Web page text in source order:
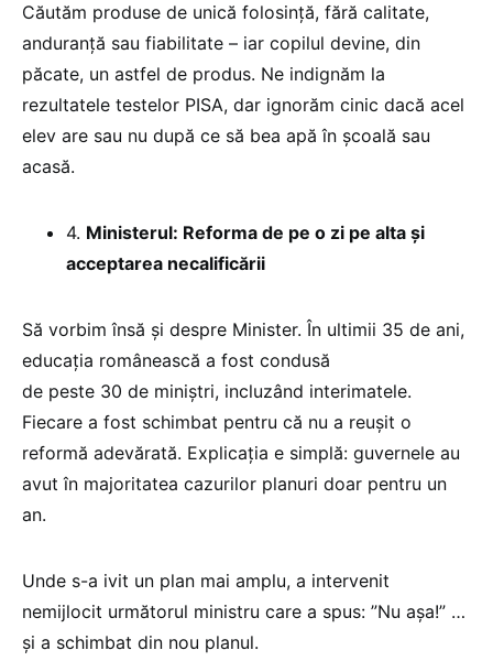
Căutăm produse de unică folosință, fără calitate,
anduranță sau fiabilitate – iar copilul devine, din
păcate, un astfel de produs. Ne indignăm la
rezultatele testelor PISA, dar ignorăm cinic dacă acel
elev are sau nu după ce să bea apă în școală sau
acasă.
4. Ministerul: Reforma de pe o zi pe alta și
acceptarea necalificării
Să vorbim însă și despre Minister. În ultimii 35 de ani,
educația românească a fost condusă
de peste 30 de miniștri, incluzând interimatele.
Fiecare a fost schimbat pentru că nu a reușit o
reformă adevărată. Explicația e simplă: guvernele au
avut în majoritatea cazurilor planuri doar pentru un
an.
Unde s-a ivit un plan mai amplu, a intervenit
nemijlocit următorul ministru care a spus: ”Nu așa!” …
și a schimbat din nou planul.